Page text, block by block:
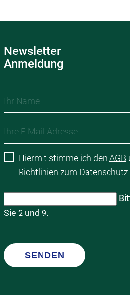
Newsletter
Anmeldung
Hiermit stimme ich den AGB
Richtlinien zum Datenschutz
Sie 2 und 9.
SENDEN